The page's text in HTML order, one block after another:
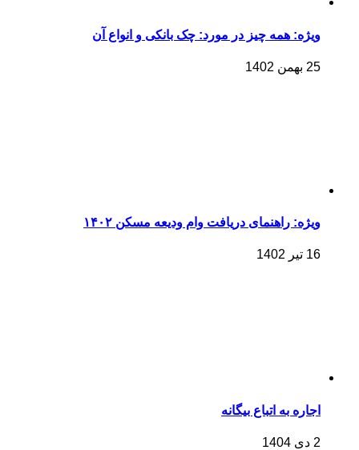
ویژه: همه چیز در مورد: چک بانکی و انواع آن
25 بهمن 1402
ویژه: راهنمای دریافت وام ودیعه مسکن ۱۴۰۲
16 تیر 1402
اجاره به اتباع بیگانه
2 دی 1404